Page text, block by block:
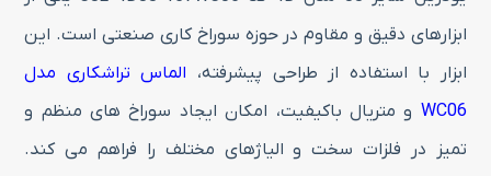
ابزارهای دقیق و مقاوم در حوزه سوراخ‌ کاری صنعتی است. این
ابزار با استفاده از طراحی پیشرفته، الماس تراشکاری مدل
WC06 و متریال باکیفیت، امکان ایجاد سوراخ‌ های منظم و
تمیز در فلزات سخت و الیاژهای مختلف را فراهم می‌ کند.